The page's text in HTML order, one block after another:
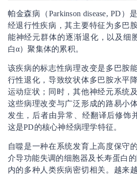
帕金森病（Parkinson disease, PD）
经退行性疾病，其主要特征为多巴
能神经元群体的逐渐退化，以及细
白α）聚集体的累积。
该疾病的标志性病理改变是多巴胺
行性退化，导致纹状体多巴胺水平
运动症状；同时，其他神经元系统
这些病理改变与广泛形成的路易小
发生，后者由异常、经翻译后修饰
这是PD的核心神经病理学特征。
自噬是一种在系统发育上高度保守
介导功能失调的细胞器及长寿蛋白
内的多种人类疾病密切相关。越来